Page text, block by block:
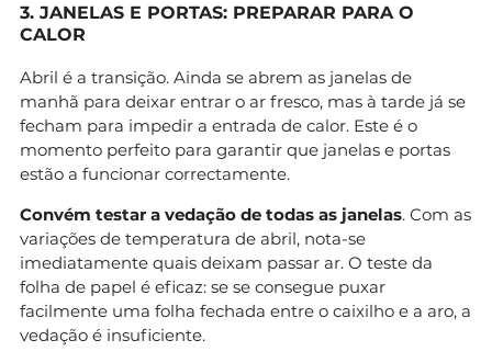
3. JANELAS E PORTAS: PREPARAR PARA O
CALOR
Abril é a transição. Ainda se abrem as janelas de
manhã para deixar entrar o ar fresco, mas à tarde já se
fecham para impedir a entrada de calor. Este é o
momento perfeito para garantir que janelas e portas
estão a funcionar correctamente.
Convém testar a vedação de todas as janelas. Com as
variações de temperatura de abril, nota-se
imediatamente quais deixam passar ar. O teste da
folha de papel é eficaz: se se consegue puxar
facilmente uma folha fechada entre o caixilho e a aro, a
vedação é insuficiente.